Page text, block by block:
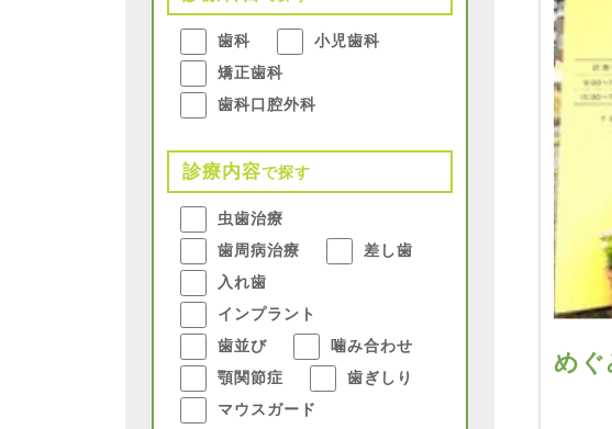
歯科
小児歯科
矯正歯科
歯科口腔外科
診療内容で探す
虫歯治療
歯周病治療
差し歯
入れ歯
インプラント
歯並び
噛み合わせ
顎関節症
歯ぎしり
マウスガード
め